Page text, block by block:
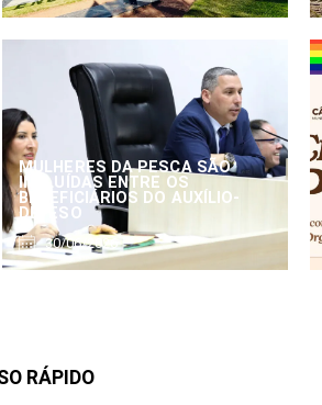
MULHERES DA PESCA SÃO
INCLUÍDAS ENTRE OS
BENEFICIÁRIOS DO AUXÍLIO-
DEFESO
30/06/2026
RÁPIDO